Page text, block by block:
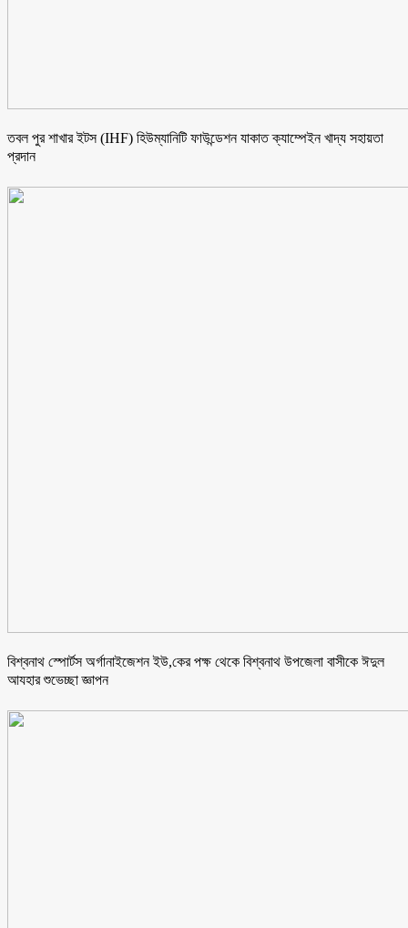
তবল পুর শাখার ইটস (IHF) হিউম্যানিটি ফাউন্ডেশন যাকাত ক্যাম্পেইন খাদ্য সহায়তা
প্রদান
বিশ্বনাথ স্পোর্টস অর্গানাইজেশন ইউ,কের পক্ষ থেকে বিশ্বনাথ উপজেলা বাসীকে ঈদুল
আযহার শুভেচ্ছা জ্ঞাপন